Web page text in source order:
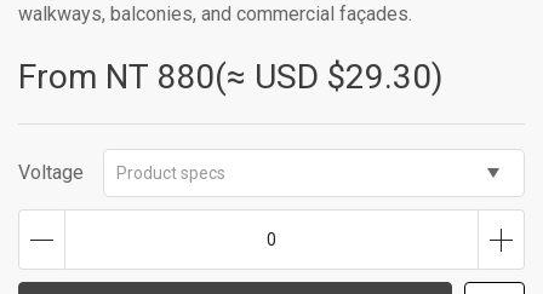
walkways, balconies, and commercial façades.
From NT 880(≈ USD $29.30)
Voltage Product specs
0